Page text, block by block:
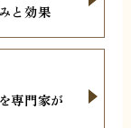
と効果
専門家が